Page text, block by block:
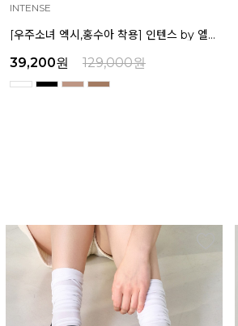
MAZZ
마쯔 by 엘칸토 여성 오픈토 플랫 샌들 3cm LCWW39M326
39,200원 159,000원